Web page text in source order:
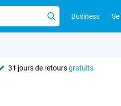
Business
31 jours de retoursgratuits